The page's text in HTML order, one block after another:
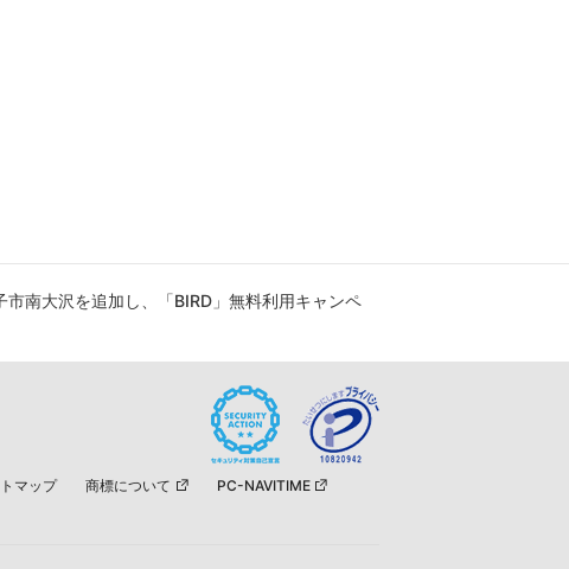
南大沢を追加し、「BIRD」無料利用キャンペ
マップ 商標について PC-NAVITIME